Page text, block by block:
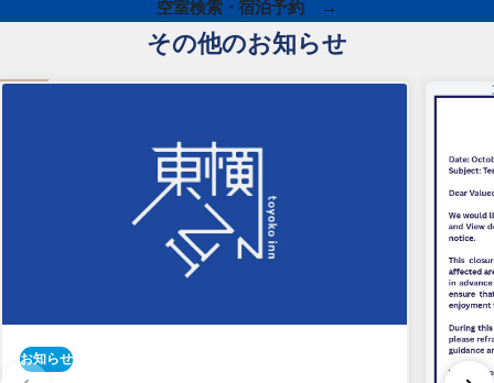
空室検索・宿泊予約 →
その他のお知らせ
お知らせ